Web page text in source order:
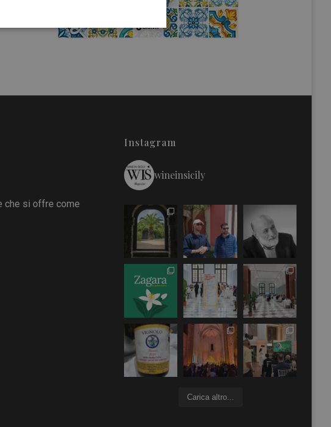
che si offre come
Instagram
wineinsicily
Carica altro...